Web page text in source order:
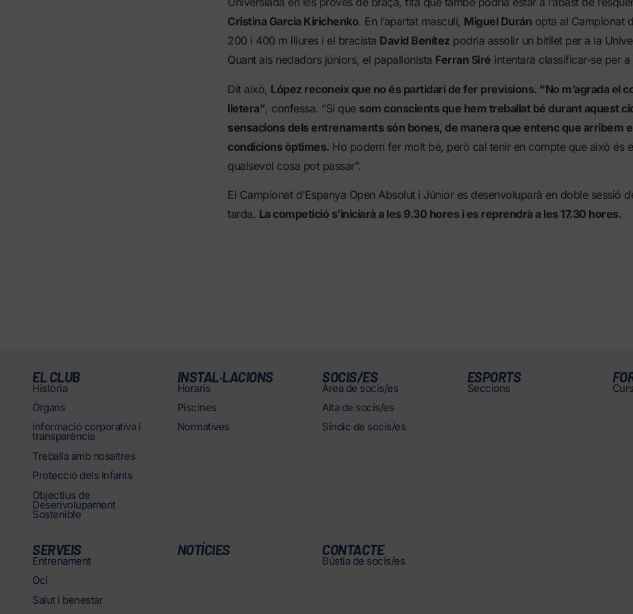
Cristina Garcia Kirichenko. En l’apartat masculí, Miguel Durán opta al Campionat
200 i 400 m lliures i el bracista David Benítez podria assolir un bitllet per a la
Quant als nedadors júniors, el papallonista Ferran Siré intentarà classificar-se per a
Dit això, López reconeix que no és partidari de fer previsions. “No m’agrada el
lletera”, confessa. “Sí que som conscients que hem treballat bé durant aquest
sensacions dels entrenaments són bones, de manera que entenc que arribem
condicions òptimes. Ho podem fer molt bé, però cal tenir en compte que això és
qualsevol cosa pot passar”.
El Campionat d’Espanya Open Absolut i Júnior es desenvoluparà en doble sessió
tarda. La competició s’iniciarà a les 9.30 hores i es reprendrà a les 17.30 hores.
EL CLUB
Història
Òrgans
Informació corporativa i
transparència
Treballa amb nosaltres
Protecció dels Infants
Objectius de
Desenvolupament
Sostenible
INSTAL·LACIONS
Horaris
Piscines
Normatives
SOCIS/ES
Àrea de socis/es
Alta de socis/es
Síndic de socis/es
ESPORTS
Seccions
SERVEIS
Entrenament
Oci
Salut i benestar
NOTÍCIES CONTACTE
Bústia de socis/es